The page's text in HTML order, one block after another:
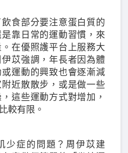
食部分要注意蛋白質的
靠日常的運動習慣，來
在優照護平台上服務大
苡強調，年長者因為體
運動的興致也會逐漸減
近散散步，或是做一些
這些運動方式對增加，
較有限。
少症的問題？周伊苡建